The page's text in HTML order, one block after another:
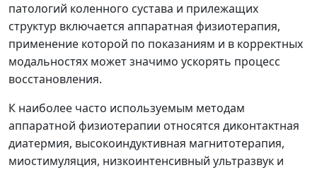
патологий коленного сустава и прилежащих
структур включается аппаратная физиотерапия,
применение которой по показаниям и в корректных
модальностях может значимо ускорять процесс
восстановления.
К наиболее часто используемым методам
аппаратной физиотерапии относятся диконтактная
диатермия, высокоиндуктивная магнитотерапия,
миостимуляция, низкоинтенсивный ультразвук и